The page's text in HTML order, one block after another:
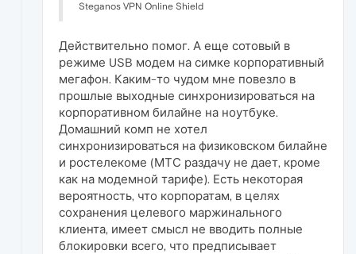
Steganos VPN Online Shield
Действительно помог. А еще сотовый в
режиме USB модем на симке корпоративный
мегафон. Каким-то чудом мне повезло в
прошлые выходные синхронизироваться на
корпоративном билайне на ноутбуке.
Домашний комп не хотел
синхронизироваться на физиковском билайне
и ростелекоме (МТС раздачу не дает, кроме
как на модемной тарифе). Есть некоторая
вероятность, что корпоратам, в целях
сохранения целевого маржинального
клиента, имеет смысл не вводить полные
блокировки всего, что предписывает